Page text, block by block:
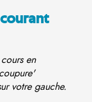
en
votre gauche.